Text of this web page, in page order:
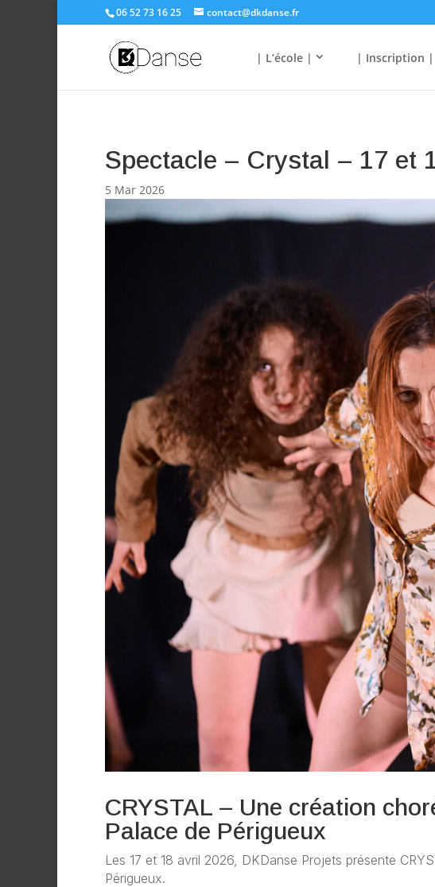
06 52 73 16 25 contact@dkdanse.fr
| L’école | | Inscription |
Spectacle – Crystal – 17 et
5 Mar 2026
CRYSTAL – Une création
Palace de Périgueux
Les 17 et 18 avril 2026 , DKDanse Projets présente
Périgueux.